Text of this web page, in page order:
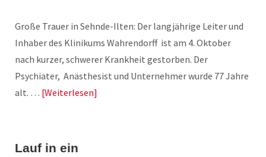
Große Trauer in Sehnde-Ilten: Der langjährige Leiter und
Inhaber des Klinikums Wahrendorff ist am 4. Oktober
nach kurzer, schwerer Krankheit gestorben. Der
Psychiater, Anästhesist und Unternehmer wurde 77 Jahre
alt. … Weiterlesen
Lauf in ein